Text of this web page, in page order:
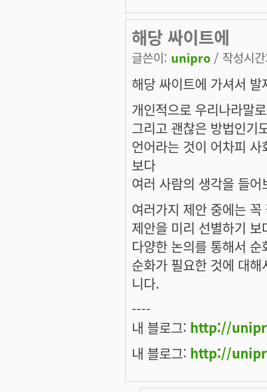
해당 싸이트에
글쓴이: unipro / 작성시
해당 싸이트에 가셔서
개인적으로 우리나라말
그리고 괜찮은 방법인기
언어라는 것이 어차피
보다
여러 사람의 생각을 들
여러가지 제안 중에는
제안을 미리 선별하기
다양한 논의를 통해서
순화가 필요한 것에 대
니다.
----
내 블로그: http://
내 블로그: http://